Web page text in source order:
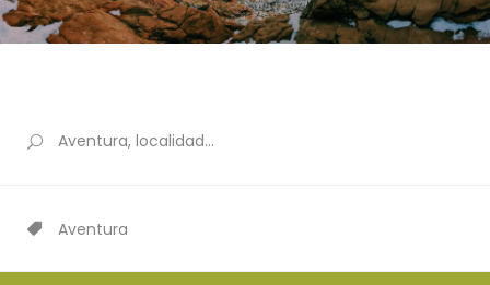
Aventura